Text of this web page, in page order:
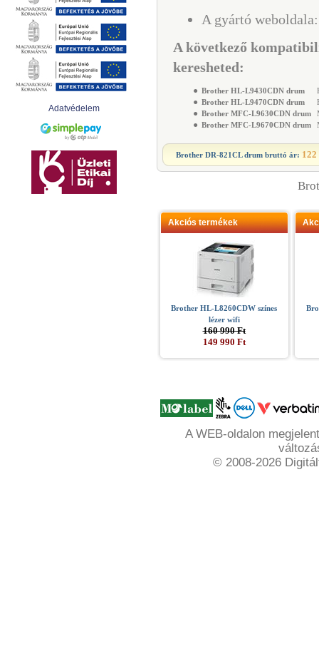
Adatvédelem
A gyártó
A következő
keresheted:
● Brother HL-L9430CDN drum
● Brother HL-L9470CDN drum
● Brother MFC-L9630CDN drum
● Brother MFC-L9670CDN drum
Brother DR-821CL drum bruttó ár:
Akciós termékek
Brother HL-L8260CDW színes
lézer wifi
160 990 Ft
149 990 Ft
A WEB-oldalon
© 2008-2026